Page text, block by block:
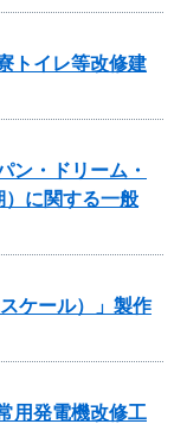
トイレ等改修建
ン・ドリーム・
）に関する一般
ケール）」製作
用発電機改修工